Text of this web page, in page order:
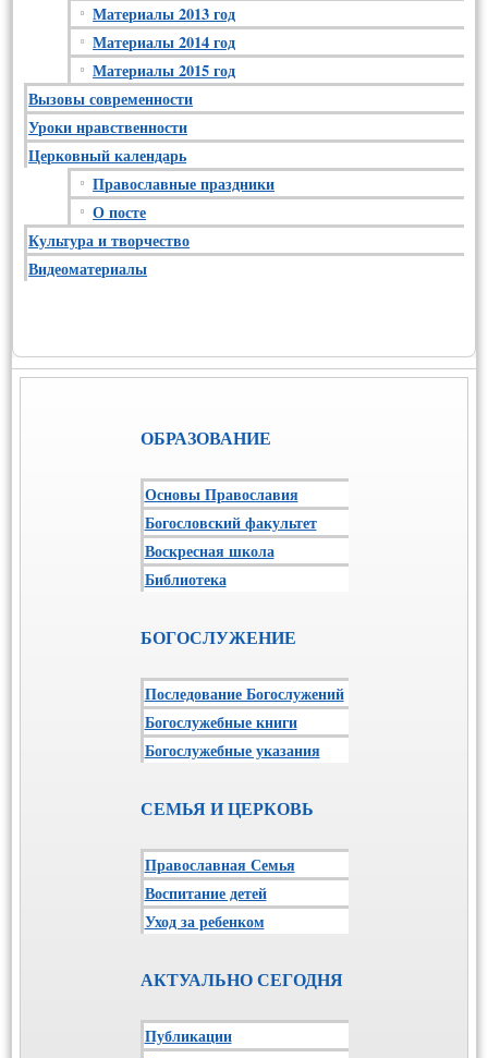
Материалы 2013 год
Материалы 2014 год
Материалы 2015 год
Вызовы современности
Уроки нравственности
Церковный календарь
Православные праздники
О посте
Культура и творчество
Видеоматериалы
ОБРАЗОВАНИЕ
Основы Православия
Богословский факультет
Воскресная школа
Библиотека
БОГОСЛУЖЕНИЕ
Последование Богослужений
Богослужебные книги
Богослужебные указания
СЕМЬЯ И ЦЕРКОВЬ
Православная Семья
Воспитание детей
Уход за ребенком
АКТУАЛЬНО СЕГОДНЯ
Публикации